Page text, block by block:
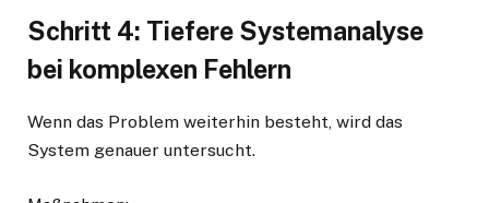
Schritt 4: Tiefere Systemanalyse
bei komplexen Fehlern
Wenn das Problem weiterhin besteht, wird das
System genauer untersucht.